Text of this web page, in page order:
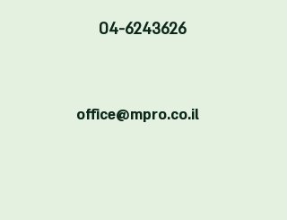
04-6243626
office@mpro.co.il